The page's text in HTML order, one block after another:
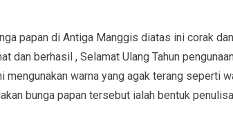
papan di Antiga Manggis diatas ini corak
dan berhasil , Selamat Ulang Tahun
mengunakan warna yang agak terang seperti
bunga papan tersebut ialah bentuk